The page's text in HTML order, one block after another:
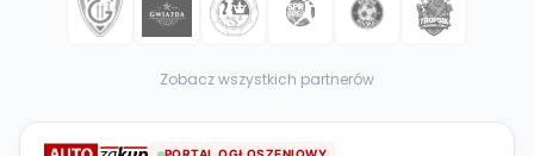
Zobacz wszystkich partnerów